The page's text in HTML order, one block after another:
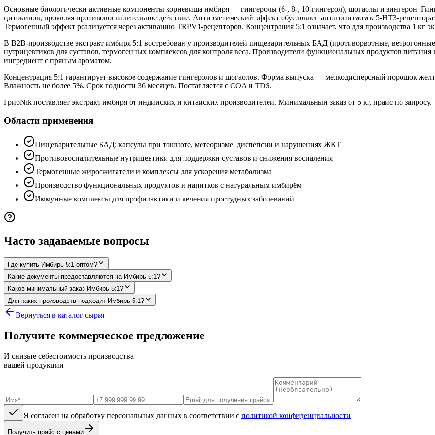
Основные биологически активные компоненты корневища имбиря — гингеролы (6-, 8-, 10-гингерол), шогаолы и зингерон.
цитокинов, проявляя противовоспалительное действие. Антиэметический эффект обусловлен антагонизмом к 5-HT3-
Термогенный эффект реализуется через активацию TRPV1-рецепторов. Концентрация 5:1 означает, что для производства 1 кг
В B2B-производстве экстракт имбиря 5:1 востребован у производителей пищеварительных БАД (противорвотные,
нутрицевтиков для суставов, термогенных комплексов для контроля веса. Производители функциональных продуктов
ингредиент с пряным ароматом.
Концентрация 5:1 гарантирует высокое содержание гингеролов и шогаолов. Форма выпуска — мелкодисперсный порошок
Влажность не более 5%. Срок годности 36 месяцев. Поставляется с COA и TDS.
ГрибNik поставляет экстракт имбиря от индийских и китайских производителей. Минимальный заказ от 5 кг, прайс по запросу.
Области применения
Пищеварительные БАД: капсулы при тошноте, метеоризме, диспепсии и нарушениях ЖКТ
Противовоспалительные нутрицевтики для поддержки суставов и снижения воспаления
Термогенные жиросжигатели и комплексы для ускорения метаболизма
Производство функциональных продуктов и напитков с натуральным имбирём
Иммунные комплексы для профилактики и лечения простудных заболеваний
Часто задаваемые вопросы
Где купить Имбирь 5:1 оптом?
Какие документы предоставляются на Имбирь 5:1?
Каков минимальный заказ Имбирь 5:1?
Для каких производств подходит Имбирь 5:1?
Вернуться в каталог сырья
Получите коммерческое предложение
И снизьте себестоимость производства
вашей продукции
Я согласен на обработку персональных данных в соответствии с политикой конфиденциальности
Получить прайс с ценами